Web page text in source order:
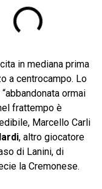
in mediana prima
a centrocampo. Lo
ormai
frattempo è
Marcello Carli
, altro giocatore
di Lanini, di
la Cremonese.